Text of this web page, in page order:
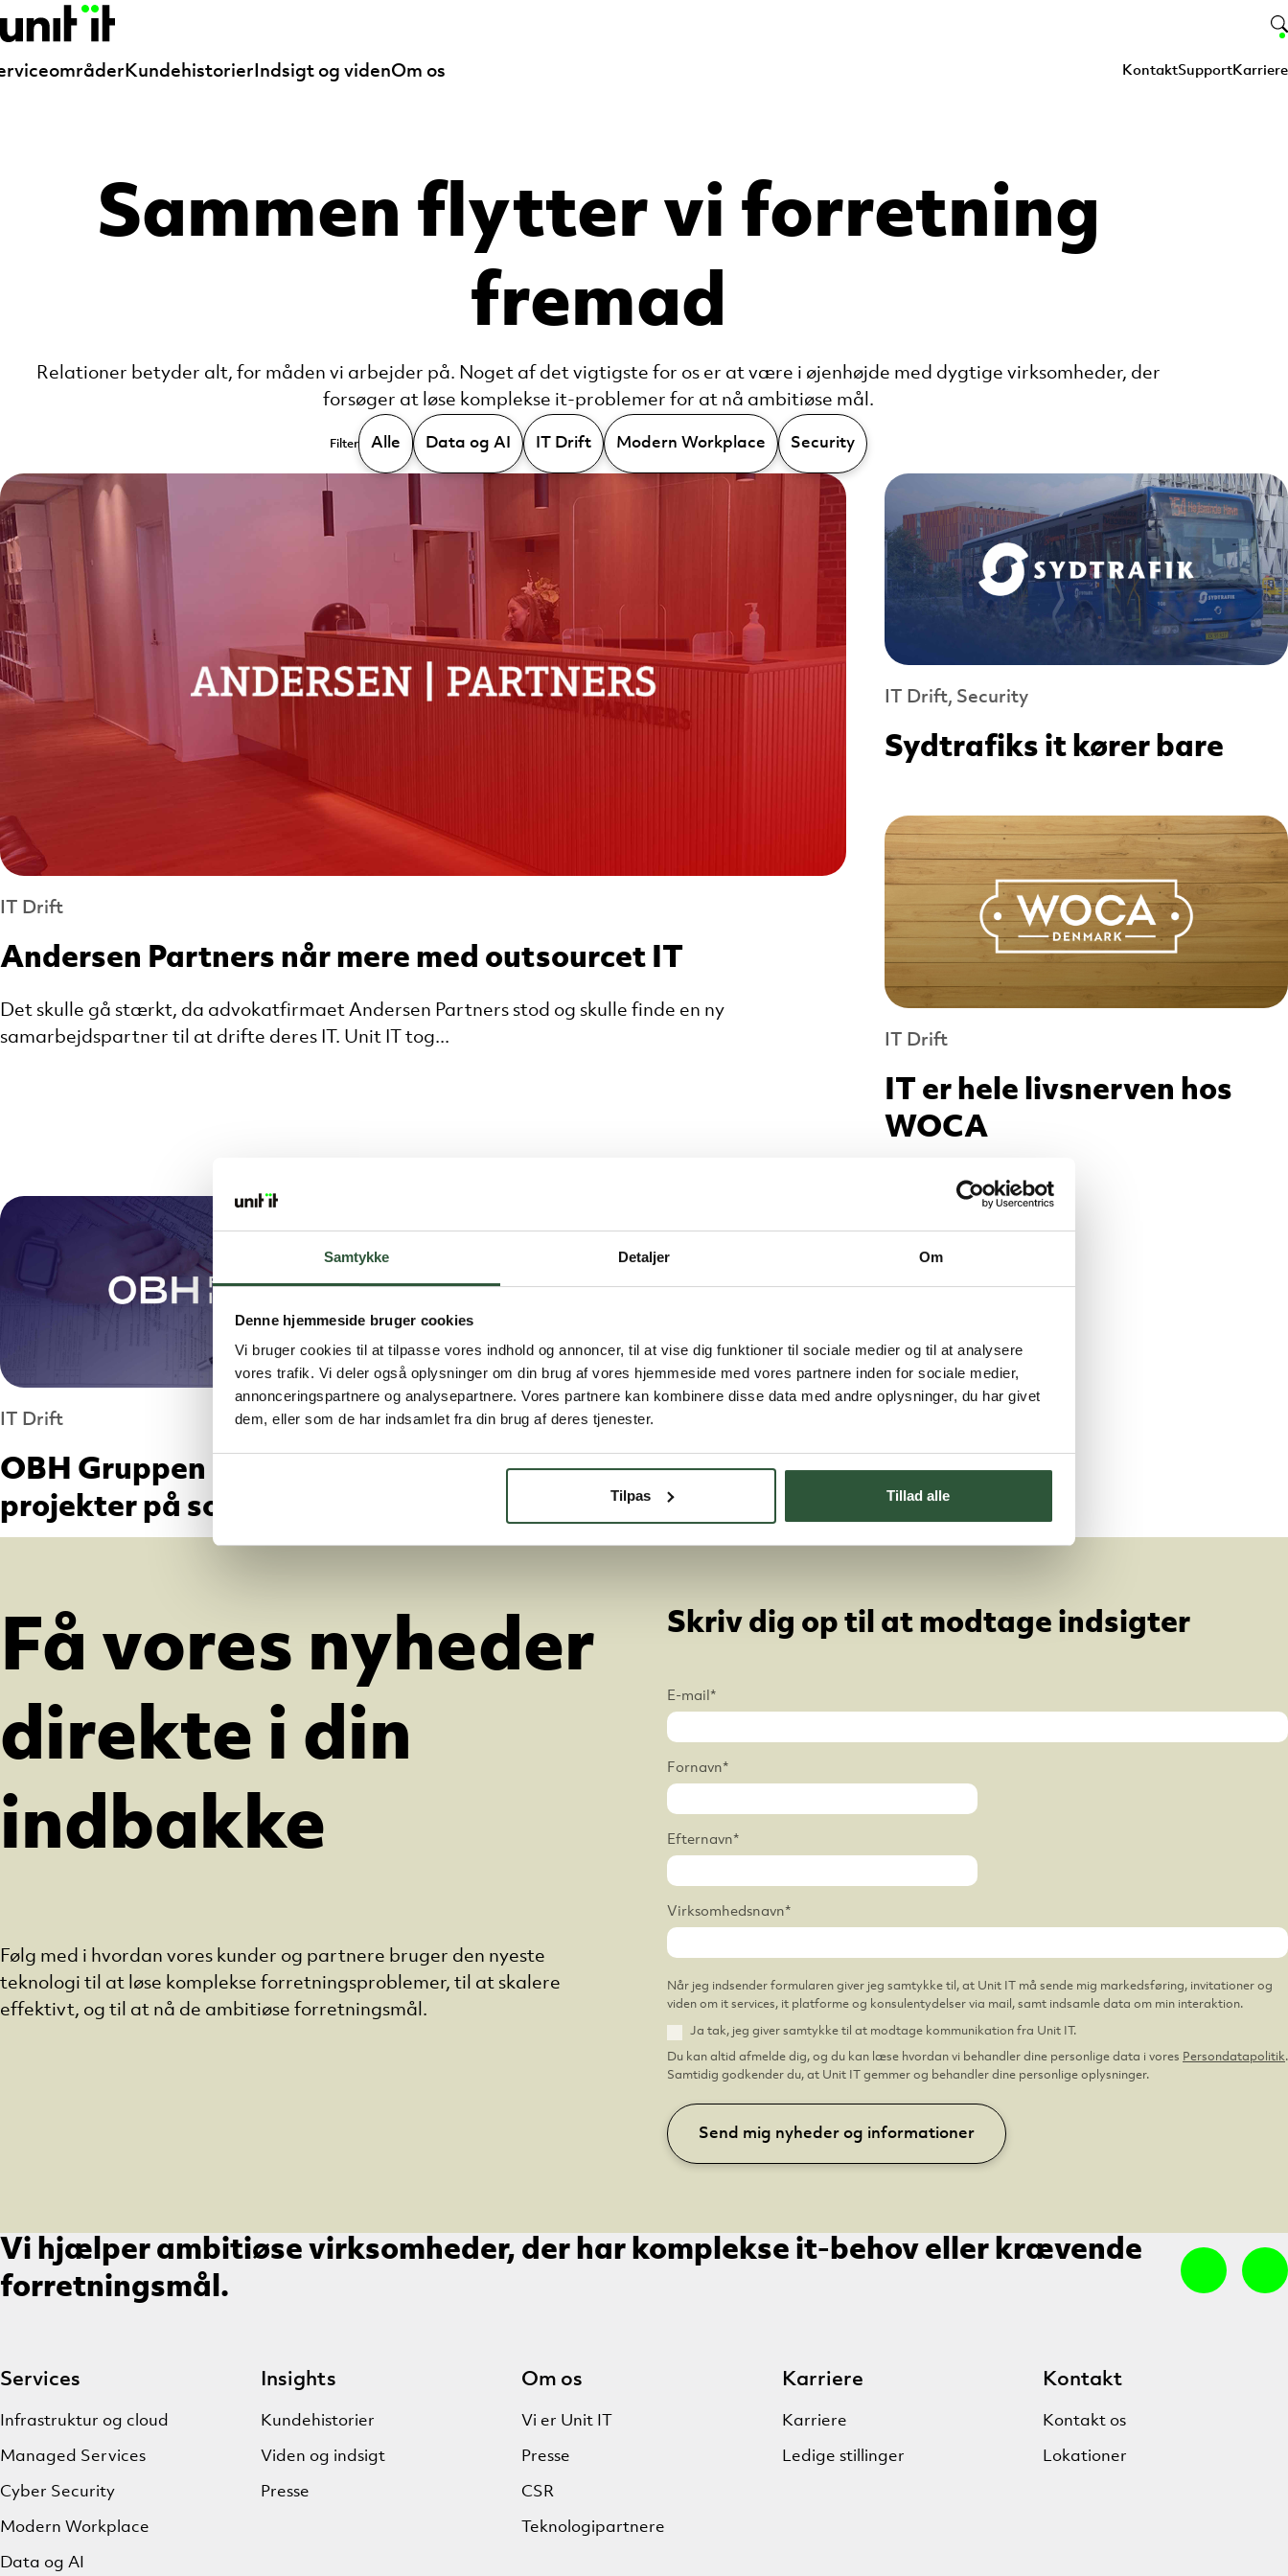
Samtykke Detaljer Om
Denne hjemmeside bruger cookies
Vi bruger cookies til at tilpasse vores indhold og annoncer, til at vise dig funktioner til sociale medier og til at analysere
vores trafik. Vi deler også oplysninger om din brug af vores hjemmeside med vores partnere inden for sociale medier,
annonceringspartnere og analysepartnere. Vores partnere kan kombinere disse data med andre oplysninger, du har givet
dem, eller som de har indsamlet fra din brug af deres tjenester.
Tilpas Tillad alle
KundehistorierIndsigt og videnOm os KontaktSupportKarriere
Sammen flytter vi forretning
fremad
Relationer betyder alt, for måden vi arbejder på. Noget af det vigtigste for os er at være i øjenhøjde med dygtige virksomheder, der
forsøger at løse komplekse it-problemer for at nå ambitiøse mål.
Filter Alle Data og AI IT Drift Modern Workplace Security
IT Drift
Andersen Partners når mere med outsourcet IT
Det skulle gå stærkt, da advokatfirmaet Andersen Partners stod og skulle finde en ny
samarbejdspartner til at drifte deres IT. Unit IT tog...
IT Drift, Security
Sydtrafiks it kører bare
IT Drift
IT er hele livsnerven hos
WOCA
IT Drift
OBH Gruppen bygger
projekter på solid it
Få vores nyheder
direkte i din
indbakke
Følg med i hvordan vores kunder og partnere bruger den nyeste
teknologi til at løse komplekse forretningsproblemer, til at skalere
effektivt, og til at nå de ambitiøse forretningsmål.
Skriv dig op til at modtage indsigter
E-mail *
Fornavn*
Efternavn*
Virksomhedsnavn*
Når jeg indsender formularen giver jeg samtykke til, at Unit IT må sende mig markedsføring, invitationer og
viden om it services, it platforme og konsulentydelser via mail, samt indsamle data om min interaktion.
Ja tak, jeg giver samtykke til at modtage kommunikation fra Unit IT.
Du kan altid afmelde dig, og du kan læse hvordan vi behandler dine personlige data i vores Persondatapolitik.
Samtidig godkender du, at Unit IT gemmer og behandler dine personlige oplysninger.
Vi hjælper ambitiøse virksomheder, der har komplekse it-behov eller krævende
forretningsmål.
Services
Infrastruktur og cloud
Managed Services
Cyber Security
Modern Workplace
Data og AI
Insights
Kundehistorier
Viden og indsigt
Presse
Om os
Vi er Unit IT
Presse
CSR
Teknologipartnere
Karriere
Karriere
Ledige stillinger
Kontakt
Kontakt os
Lokationer